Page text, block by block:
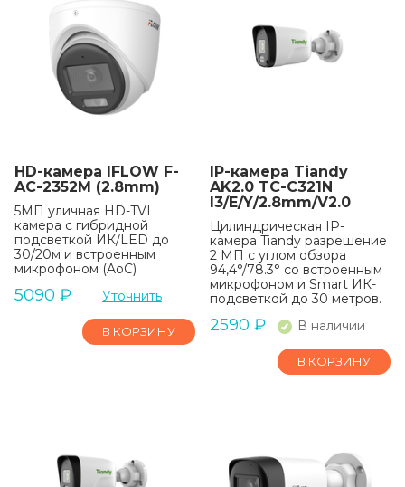
HD-камера IFLOW F-
AC-2352M (2.8mm)
5МП уличная HD-TVI
камера с гибридной
подсветкой ИК/LED до
30/20м и встроенным
микрофоном (AoC)
5090 ₽ Уточнить
В КОРЗИНУ
IP-камера Tiandy
AK2.0 TC-C321N
I3/E/Y/2.8mm/V2.0
Цилиндрическая IP-
камера Tiandy разрешение
2 МП с углом обзора
94,4°/78.3° со встроенным
микрофоном и Smart ИК-
подсветкой до 30 метров.
2590 ₽ В наличии
В КОРЗИНУ